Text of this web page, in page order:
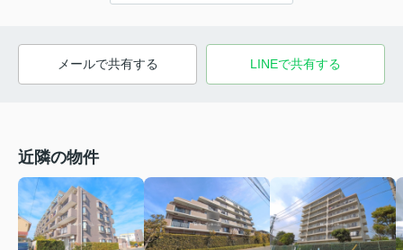
メールで共有する LINEで共有する
近隣の物件